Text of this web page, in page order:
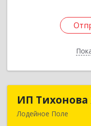
ИП
Лодейное Поле
ИП